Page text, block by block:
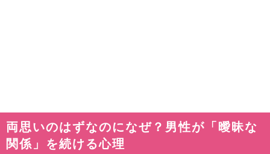
両思いのはずなのになぜ？男性が「曖昧な
関係」を続ける心理